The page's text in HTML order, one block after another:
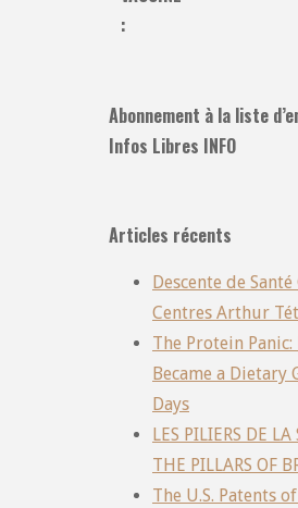
:
Abonnement à la liste
Infos Libres INFO
Articles récents
Descente de
Centres Arthur
The Protein
Became a Dietary
Days
LES PILIERS DE
THE PILLARS OF
The U.S. Patents